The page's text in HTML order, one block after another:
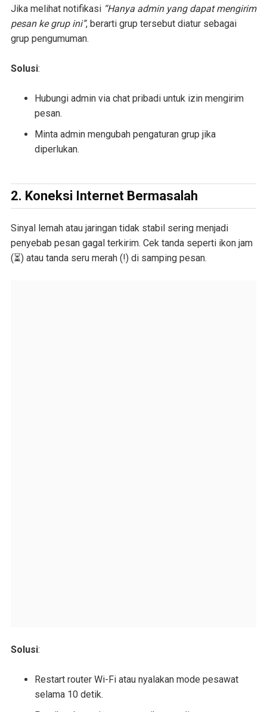
Jika melihat notifikasi “Hanya admin yang dapat mengirim
pesan ke grup ini”, berarti grup tersebut diatur sebagai
grup pengumuman.
Solusi:
Hubungi admin via chat pribadi untuk izin mengirim
pesan.
Minta admin mengubah pengaturan grup jika
diperlukan.
2. Koneksi Internet Bermasalah
Sinyal lemah atau jaringan tidak stabil sering menjadi
penyebab pesan gagal terkirim. Cek tanda seperti ikon jam
(⏳) atau tanda seru merah (!) di samping pesan.
Solusi:
Restart router Wi-Fi atau nyalakan mode pesawat
selama 10 detik.